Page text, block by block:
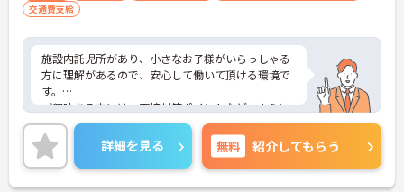
交通費支給
施設内託児所があり、小さなお子様がいらっしゃる
方に理解があるので、安心して働いて頂ける環境で
す。
ご興味ある方には、面接対策ポイントなど、さらに
詳細をお話しいたしますのでお気軽にご相談くださ
い！
詳細を見る 無料 紹介してもらう